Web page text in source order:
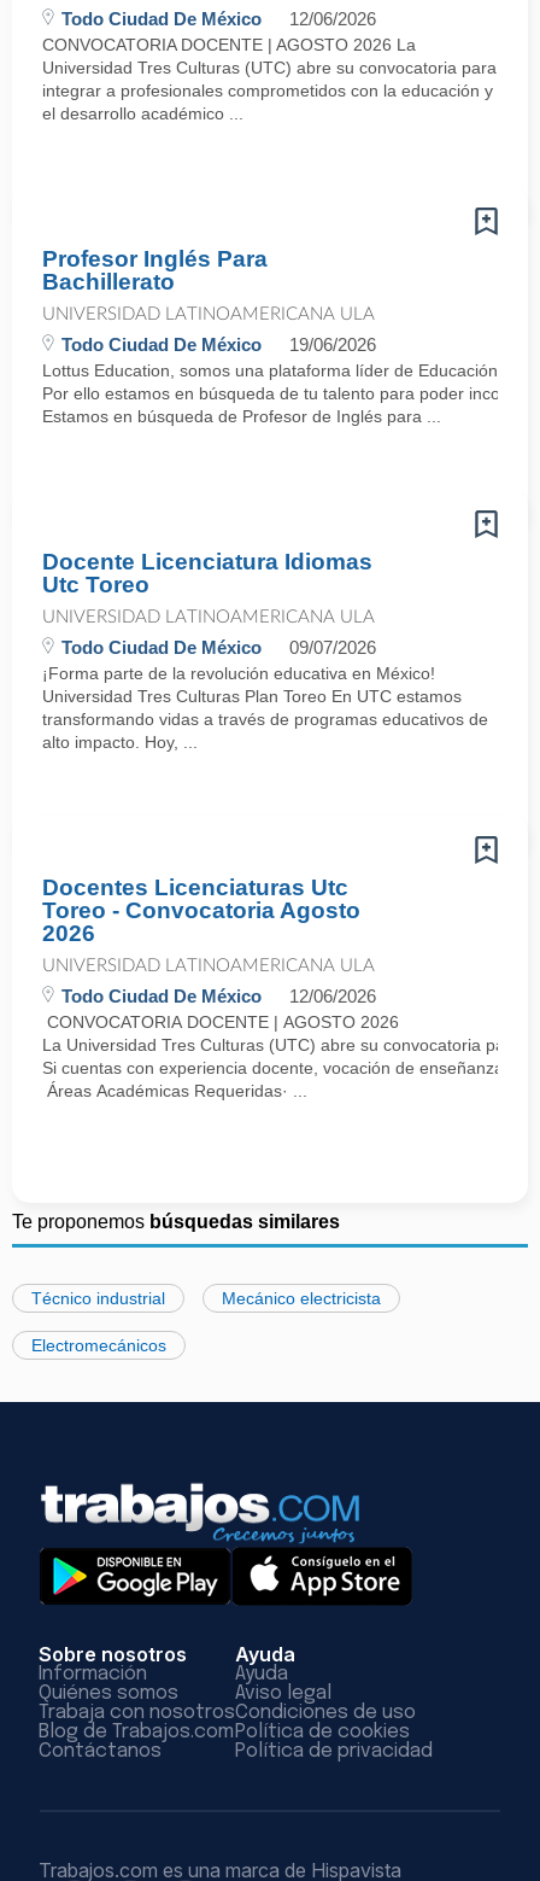
Todo Ciudad De México 12/06/2026
CONVOCATORIA DOCENTE | AGOSTO 2026 La
Universidad Tres Culturas (UTC) abre su convocatoria para
integrar a profesionales comprometidos con la educación y
el desarrollo académico ...
Profesor Inglés Para
Bachillerato
UNIVERSIDAD LATINOAMERICANA ULA
Todo Ciudad De México 19/06/2026
Lottus Education, somos una plataforma líder de Educación en
Por ello estamos en búsqueda de tu talento para poder
Estamos en búsqueda de Profesor de Inglés para ...
Docente Licenciatura Idiomas
Utc Toreo
UNIVERSIDAD LATINOAMERICANA ULA
Todo Ciudad De México 09/07/2026
¡Forma parte de la revolución educativa en México!
Universidad Tres Culturas Plan Toreo En UTC estamos
transformando vidas a través de programas educativos de
alto impacto. Hoy, ...
Docentes Licenciaturas Utc
Toreo - Convocatoria Agosto
2026
UNIVERSIDAD LATINOAMERICANA ULA
Todo Ciudad De México 12/06/2026
CONVOCATORIA DOCENTE | AGOSTO 2026
La Universidad Tres Culturas (UTC) abre su convocatoria para
Si cuentas con experiencia docente, vocación de enseñanza y
Áreas Académicas Requeridas· ...
Te proponemos búsquedas similares
Técnico industrial Mecánico electricista
Electromecánicos
Sobre nosotros
Información
Quiénes somos
Trabaja con nosotros
Blog de Trabajos.com
Contáctanos
Ayuda
Ayuda
Aviso legal
Condiciones de uso
Política de cookies
Política de privacidad
Trabajos.com es una marca de Hispavista